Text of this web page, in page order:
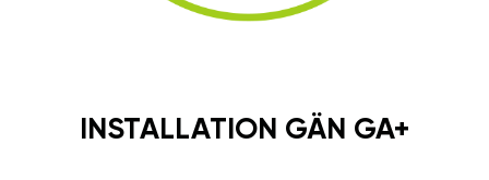
INSTALLATION GÄN GA+